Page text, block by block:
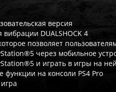
версия
DUALSHOCK 4
позволяет
через мобильное
и играть в игры на
на консоли PS4 Pro